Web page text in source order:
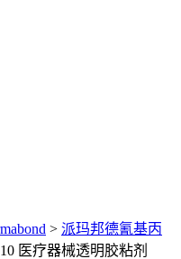
> 派玛邦德氰基丙
医疗器械透明胶粘剂